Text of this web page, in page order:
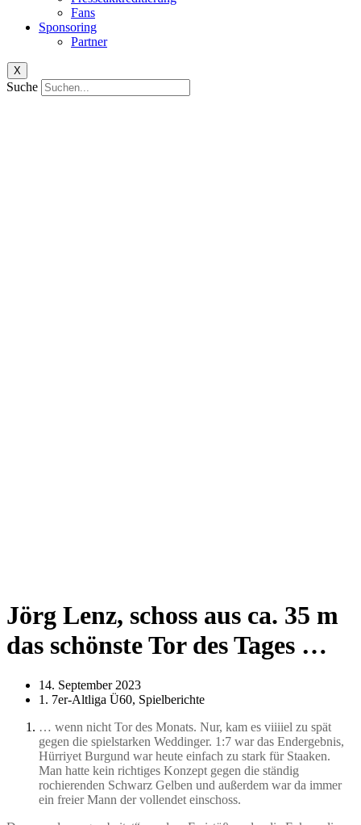
Fans
Sponsoring
Partner
X
Suche
Jörg Lenz, schoss aus ca. 35 m
das schönste Tor des Tages …
14. September 2023
1. 7er-Altliga Ü60, Spielberichte
… wenn nicht Tor des Monats. Nur, kam es viiiiel zu spät
gegen die spielstarken Weddinger. 1:7 war das Endergebnis,
Hürriyet Burgund war heute einfach zu stark für Staaken.
Man hatte kein richtiges Konzept gegen die ständig
rochierenden Schwarz Gelben und außerdem war da immer
ein freier Mann der vollendet einschoss.